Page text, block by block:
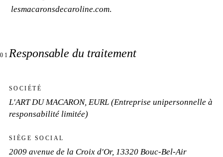
lesmacaronsdecaroline.com.
01 Responsable du traitement
SOCIÉTÉ
L'ART DU MACARON, EURL (Entreprise unipersonnelle à
responsabilité limitée)
SIÈGE SOCIAL
2009 avenue de la Croix d'Or, 13320 Bouc-Bel-Air